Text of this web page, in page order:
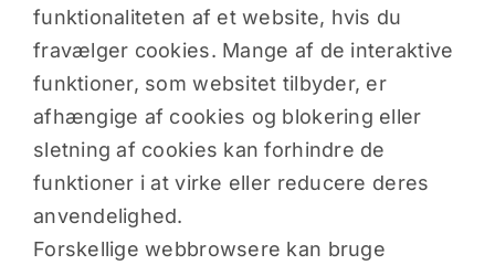
funktionaliteten af et website, hvis du
fravælger cookies. Mange af de interaktive
funktioner, som websitet tilbyder, er
afhængige af cookies og blokering eller
sletning af cookies kan forhindre de
funktioner i at virke eller reducere deres
anvendelighed.
Forskellige webbrowsere kan bruge